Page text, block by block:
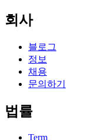
회사
블로그
정보
채용
문의하기
법률
Term